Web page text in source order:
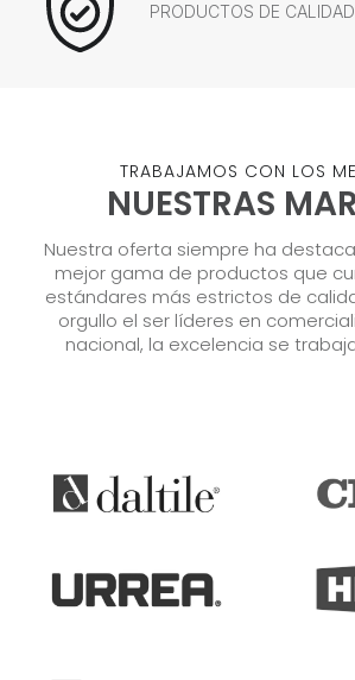
PRODUCTOS DE
TRABAJAMOS CON LOS
NUESTRAS
Nuestra oferta siempre ha
mejor gama de productos que
estándares más estrictos de
orgullo el ser líderes en
nacional, la excelencia se